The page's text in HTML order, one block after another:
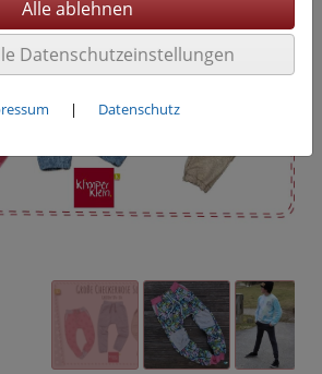
Datenschutzeinstellungen
| Datenschutz